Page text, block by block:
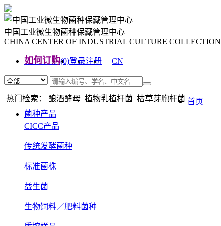
中国工业微生物菌种保藏管理中心
CHINA CENTER OF INDUSTRIAL CULTURE COLLECTION
如何订购(0)登录注册
CN
热门检索： 酿酒酵母 植物乳植杆菌 枯草芽胞杆菌 首页
菌种产品
CICC产品
传统发酵菌种
标准菌株
益生菌
生物饲料／肥料菌种